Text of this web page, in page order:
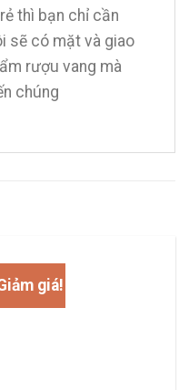
thì bạn chỉ cần
sẽ có mặt và giao
rượu vang mà
chúng
giá!